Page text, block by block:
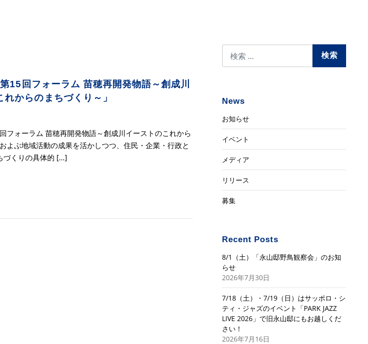
15回フォーラム 苗穂再開発物語～創成川
れからのまちづくり～」
ォーラム 苗穂再開発物語～創成川イーストのこれから
よぶ地域活動の成果を活かしつつ、住民・企業・行政と
づくりの具体的 […]
News
お知らせ
イベント
メディア
リリース
募集
Recent Posts
8/1（土）「永山邸野鳥観察会」のお知
らせ
2026年7月30日
7/18（土）・7/19（日）はサッポロ・シ
ティ・ジャズのイベント「PARK JAZZ
LIVE 2026」で旧永山邸にもお越しくだ
さい！
2026年7月16日